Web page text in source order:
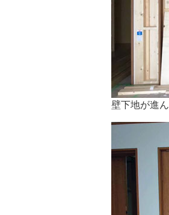
壁下地が進